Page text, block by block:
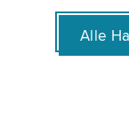
Alle